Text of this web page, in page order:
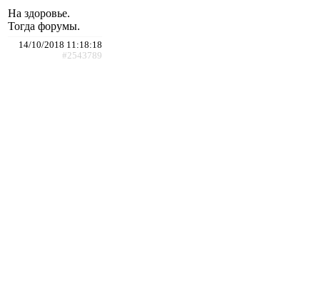
На здоровье.
Тогда форумы.
14/10/2018 11:18:18
#2543789